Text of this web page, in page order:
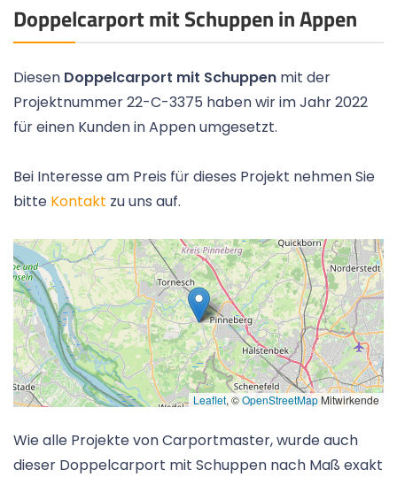
Doppelcarport mit Schuppen in Appen
Diesen Doppelcarport mit Schuppen mit der
Projektnummer 22-C-3375 haben wir im Jahr 2022
für einen Kunden in Appen umgesetzt.
Bei Interesse am Preis für dieses Projekt nehmen Sie
bitte Kontakt zu uns auf.
Leaflet, ©OpenStreetMapMitwirkende
Wie alle Projekte von Carportmaster, wurde auch
dieser Doppelcarport mit Schuppen nach Maß exakt